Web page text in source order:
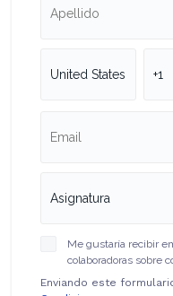
Me gustaría recibir
colaboradoras sobre
Enviando este